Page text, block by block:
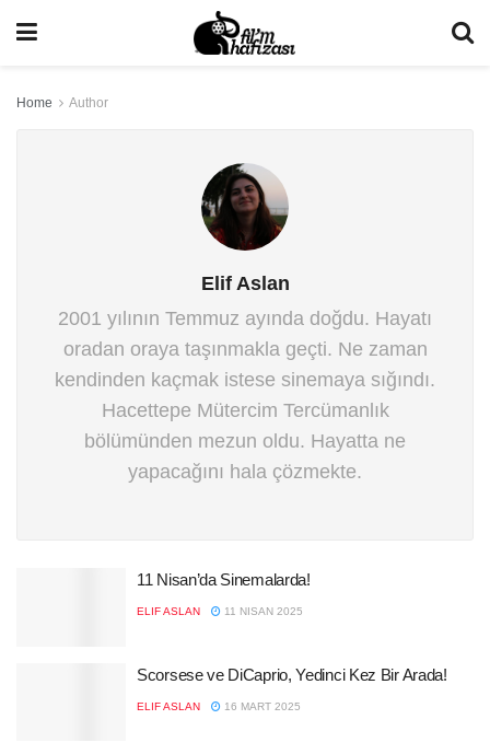
Home Author
Elif Aslan
2001 yılının Temmuz ayında doğdu. Hayatı
oradan oraya taşınmakla geçti. Ne zaman
kendinden kaçmak istese sinemaya sığındı.
Hacettepe Mütercim Tercümanlık
bölümünden mezun oldu. Hayatta ne
yapacağını hala çözmekte.
11 Nisan’da Sinemalarda!
ELIF ASLAN 11 NISAN 2025
Scorsese ve DiCaprio, Yedinci Kez Bir Arada!
ELIF ASLAN 16 MART 2025